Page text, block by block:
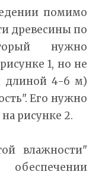
помимо
древесины по
нужно
1, но не
длиной 4-6 м)
Его нужно
рисунке 2.
влажности"